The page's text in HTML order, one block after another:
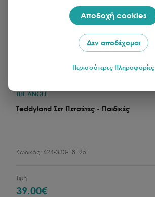
THE ANGEL
Teddyland Σετ Πετσέτες - Παιδικές
Κωδικός: 624-333-18195
Τιμή
39.00€
Αποδοχή cookies
Δεν αποδέχομαι
Περισσότερες Πληροφορίες